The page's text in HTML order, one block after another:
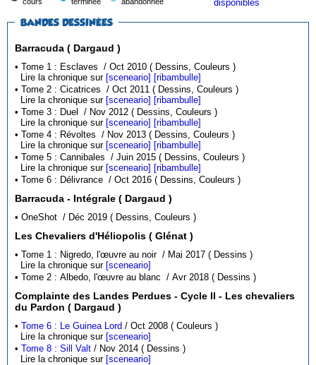
disponibles
BANDES DESSINÉES
Barracuda ( Dargaud )
• Tome 1 : Esclaves / Oct 2010 ( Dessins, Couleurs )
Lire la chronique sur [sceneario] [ribambulle]
• Tome 2 : Cicatrices / Oct 2011 ( Dessins, Couleurs )
Lire la chronique sur [sceneario] [ribambulle]
• Tome 3 : Duel / Nov 2012 ( Dessins, Couleurs )
Lire la chronique sur [sceneario] [ribambulle]
• Tome 4 : Révoltes / Nov 2013 ( Dessins, Couleurs )
Lire la chronique sur [sceneario] [ribambulle]
• Tome 5 : Cannibales / Juin 2015 ( Dessins, Couleurs )
Lire la chronique sur [sceneario] [ribambulle]
• Tome 6 : Délivrance / Oct 2016 ( Dessins, Couleurs )
Barracuda - Intégrale ( Dargaud )
• OneShot / Déc 2019 ( Dessins, Couleurs )
Les Chevaliers d'Héliopolis ( Glénat )
• Tome 1 : Nigredo, l'œuvre au noir / Mai 2017 ( Dessins )
Lire la chronique sur [sceneario]
• Tome 2 : Albedo, l'œuvre au blanc / Avr 2018 ( Dessins )
Complainte des Landes Perdues - Cycle II - Les chevaliers
du Pardon ( Dargaud )
•Tome 6 : Le Guinea Lord
/ Oct 2008 ( Couleurs )
Lire la chronique sur [sceneario]
•Tome 8 : Sill Valt
/ Nov 2014 ( Dessins )
Lire la chronique sur [sceneario]